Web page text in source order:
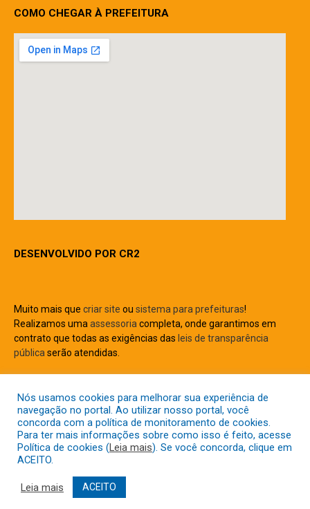
COMO CHEGAR À PREFEITURA
DESENVOLVIDO POR CR2
Muito mais que criarsite ou sistema para prefeituras!
Realizamos uma assessoria completa, onde garantimos em
contrato que todas as exigências das leis de transparência
pública serão atendidas.
Todos os direitos reservados a Prefeitura Municipal de Capitão
Mapa do Site
Acessar Área Administrativa
Nós usamos cookies para melhorar sua experiência de
navegação no portal. Ao utilizar nosso portal, você
concorda com a política de monitoramento de cookies.
Para ter mais informações sobre como isso é feito, acesse
Política de cookies (Leia mais). Se você concorda, clique em
ACEITO.
Leia mais ACEITO